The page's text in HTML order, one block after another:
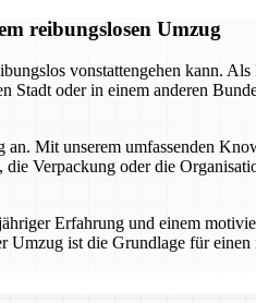
reibungslosen Umzug
vonstattengehen kann.
oder in einem anderen
Mit unserem umfassenden
Verpackung oder die
Erfahrung und einem
ist die Grundlage für